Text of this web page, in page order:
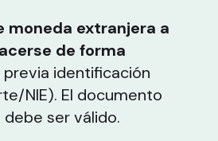
moneda extranjera a
de forma
previa identificación
NIE). El documento
ser válido.